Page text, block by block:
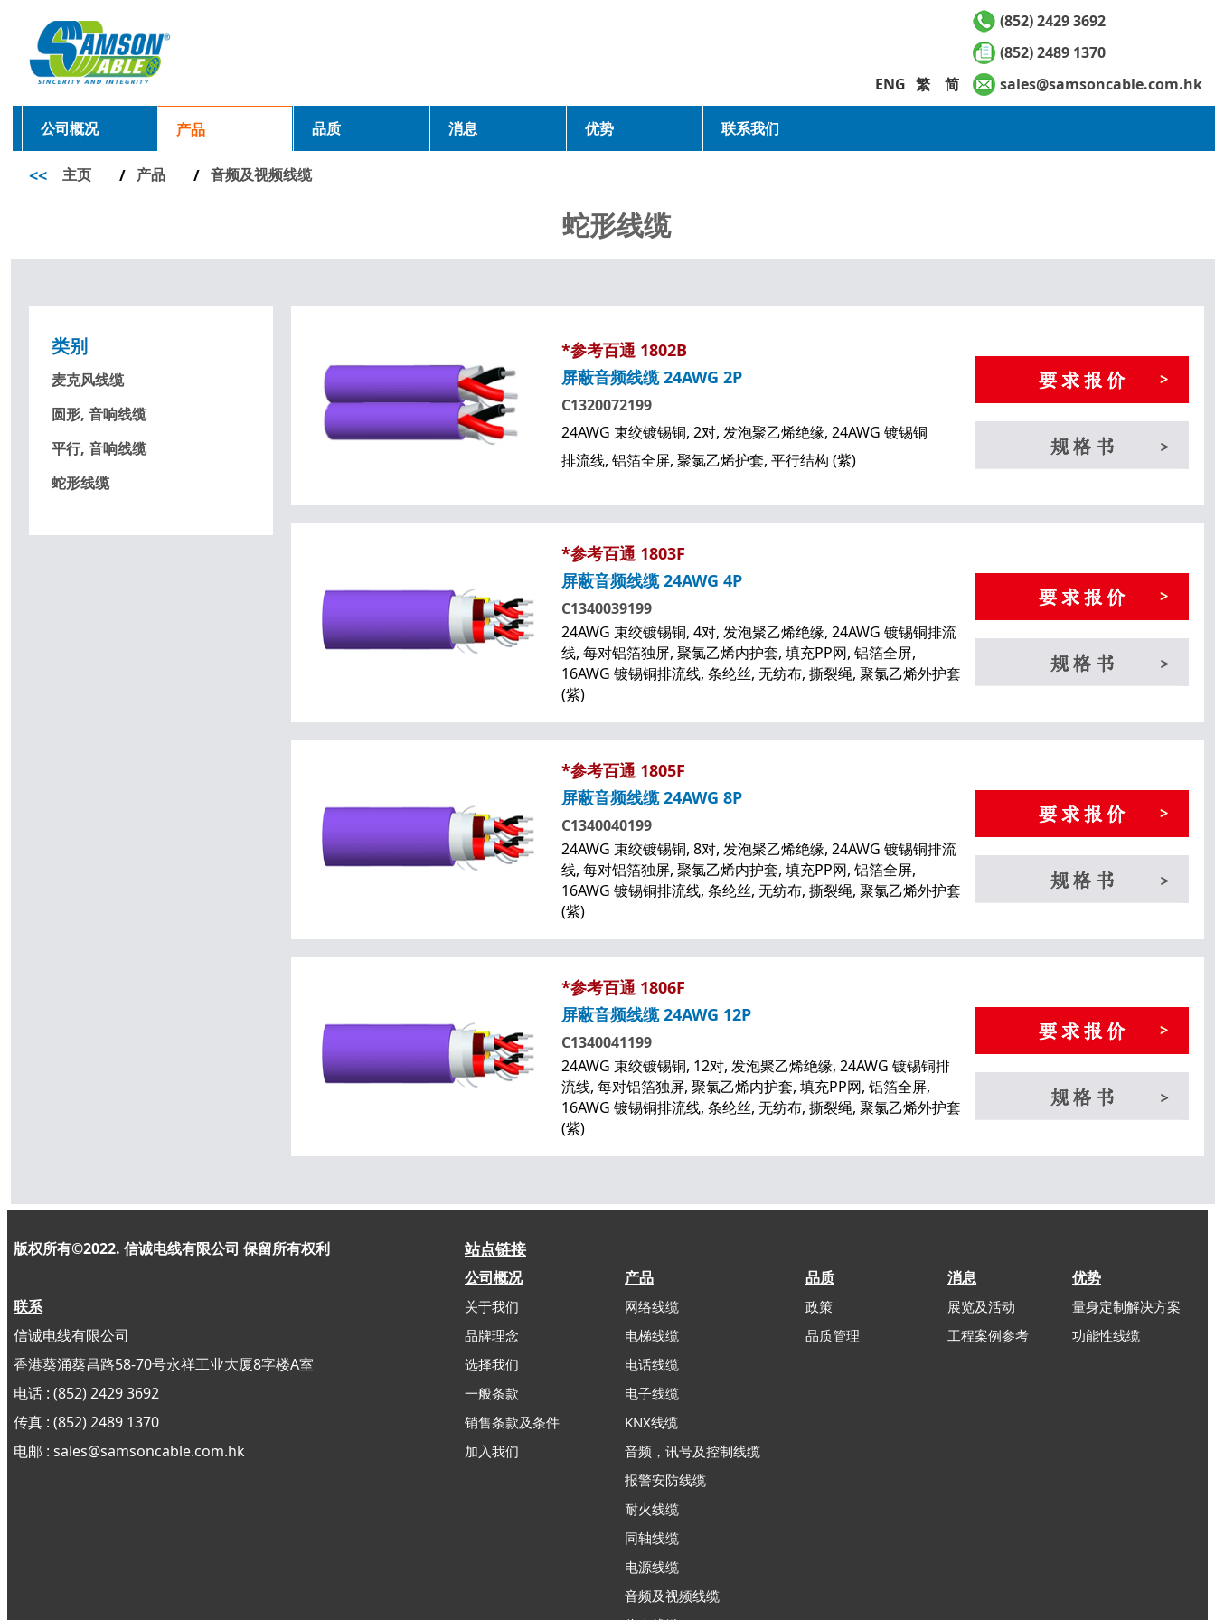
(852) 2429 3692
(852) 2489 1370
ENG 繁 简 sales@samsoncable.com.hk
公司概况 产品 品质 消息 优势 联系我们
<< 主页 / 产品 / 音频及视频线缆
蛇形线缆
类别
麦克风线缆
圆形, 音响线缆
平行, 音响线缆
蛇形线缆
*参考百通 1802B
屏蔽音频线缆 24AWG 2P
C1320072199
24AWG 束绞镀锡铜, 2对, 发泡聚乙烯绝缘, 24AWG 镀锡铜
排流线, 铝箔全屏, 聚氯乙烯护套, 平行结构 (紫)
*参考百通 1803F
屏蔽音频线缆 24AWG 4P
C1340039199
24AWG 束绞镀锡铜, 4对, 发泡聚乙烯绝缘, 24AWG 镀锡铜排流
线, 每对铝箔独屏, 聚氯乙烯内护套, 填充PP网, 铝箔全屏,
16AWG 镀锡铜排流线, 条纶丝, 无纺布, 撕裂绳, 聚氯乙烯外护套
(紫)
*参考百通 1805F
屏蔽音频线缆 24AWG 8P
C1340040199
24AWG 束绞镀锡铜, 8对, 发泡聚乙烯绝缘, 24AWG 镀锡铜排流
线, 每对铝箔独屏, 聚氯乙烯内护套, 填充PP网, 铝箔全屏,
16AWG 镀锡铜排流线, 条纶丝, 无纺布, 撕裂绳, 聚氯乙烯外护套
(紫)
*参考百通 1806F
屏蔽音频线缆 24AWG 12P
C1340041199
24AWG 束绞镀锡铜, 12对, 发泡聚乙烯绝缘, 24AWG 镀锡铜排
流线, 每对铝箔独屏, 聚氯乙烯内护套, 填充PP网, 铝箔全屏,
16AWG 镀锡铜排流线, 条纶丝, 无纺布, 撕裂绳, 聚氯乙烯外护套
(紫)
版权所有©2022. 信诚电线有限公司 保留所有权利 站点链接
公司概况 产品 品质 消息
优势
联系
关于我们 网络线缆 政策 展览及活动 量身定制解决方案
信诚电线有限公司 品牌理念 电梯线缆 品质管理 工程案例参考 功能性线缆
香港葵涌葵昌路58-70号永祥工业大厦8字楼A室 选择我们 电话线缆
电话 : (852) 2429 3692 一般条款 电子线缆
传真 : (852)2489 1370 销售条款及条件 KNX线缆
电邮 : sales@samsoncable.com.hk 加入我们
音频，讯号及控制线缆
报警安防线缆
耐火线缆
同轴线缆
电源线缆
音频及视频线缆